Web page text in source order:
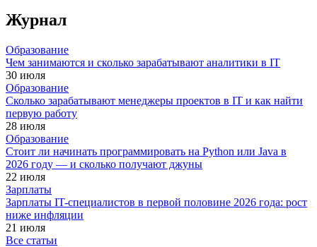
Журнал
Образование
Чем занимаются и сколько зарабатывают аналитики в IT
30 июля
Образование
Сколько зарабатывают менеджеры проектов в IT и как найти
первую работу
28 июля
Образование
Стоит ли начинать программировать на Python или Java в
2026 году — и сколько получают джуны
22 июля
Зарплаты
Зарплаты IT-специалистов в первой половине 2026 года: рост
ниже инфляции
21 июля
Все статьи